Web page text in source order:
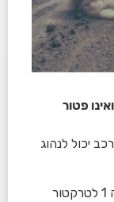
ואינו פטור
יכול לנהוג
כמו כן מי שברשותו רישיון נהיגה מסוג דרגה 1 לטרקטור